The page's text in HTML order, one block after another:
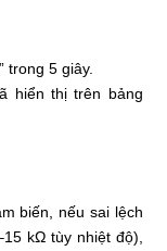
trong 5 giây.
hiển thị trên bảng
biến, nếu sai lệch
kΩ tùy nhiệt độ),